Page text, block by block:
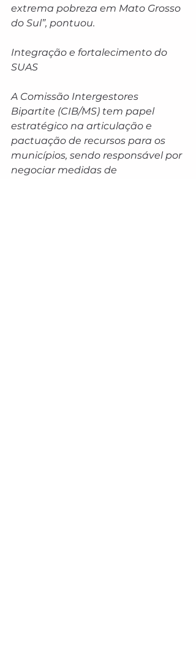
extrema pobreza em Mato Grosso
do Sul”, pontuou.
Integração e fortalecimento do
SUAS
A Comissão Intergestores
Bipartite (CIB/MS) tem papel
estratégico na articulação e
pactuação de recursos para os
municípios, sendo responsável por
negociar medidas de